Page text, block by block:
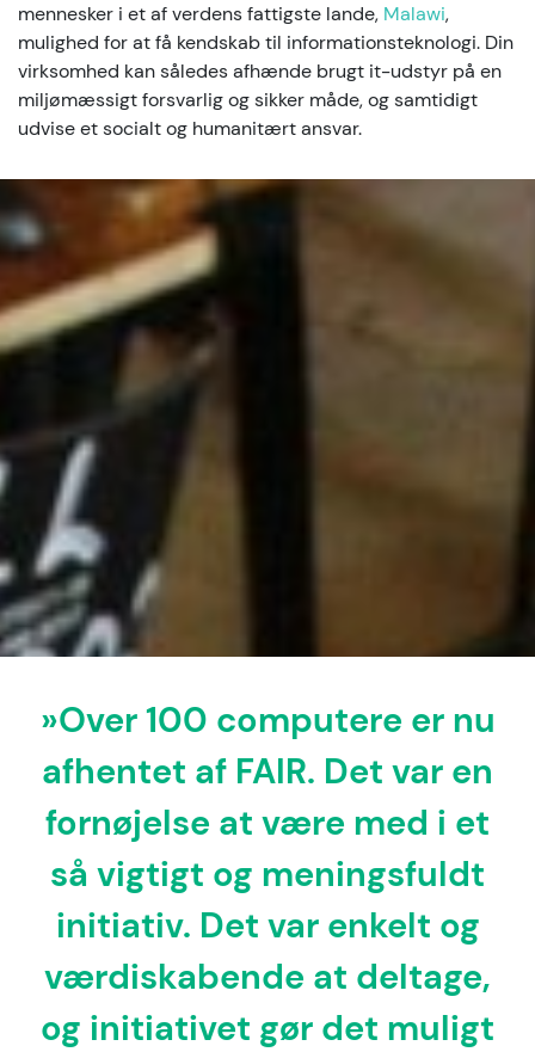
mennesker i et af verdens fattigste lande, Malawi,
mulighed for at få kendskab til informationsteknologi. Din
virksomhed kan således afhænde brugt it-udstyr på en
miljømæssigt forsvarlig og sikker måde, og samtidigt
udvise et socialt og humanitært ansvar.
»Over 100 computere er nu
afhentet af FAIR. Det var en
fornøjelse at være med i et
så vigtigt og meningsfuldt
initiativ. Det var enkelt og
værdiskabende at deltage,
og initiativet gør det muligt